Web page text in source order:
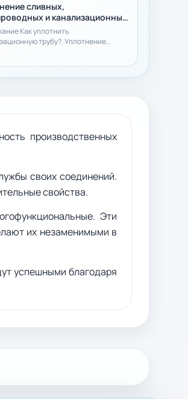
сливных,
и канализационных
Как уплотнить
трубу?. Уплотнение
водопроводных и канализационных
производственных
своих соединений.
свойства.
Эти
их незаменимыми в
успешными благодаря